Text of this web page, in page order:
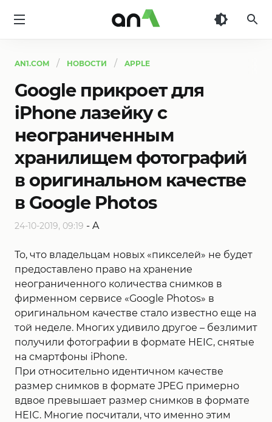
AN1.COM НОВОСТИ APPLE
Google прикроет для
iPhone лазейку с
неограниченным
хранилищем фотографий
в оригинальном качестве
в Google Photos
24-10-2019, 09:19 - A
То, что владельцам новых «пикселей» не будет
предоставлено право на хранение
неограниченного количества снимков в
фирменном сервисе «Google Photos» в
оригинальном качестве стало известно еще на
той неделе. Многих удивило другое – безлимит
получили фотографии в формате HEIC, снятые
на смартфоны iPhone.
При относительно идентичном качестве
размер снимков в формате JPEG примерно
вдвое превышает размер снимков в формате
HEIC. Многие посчитали, что именно этим